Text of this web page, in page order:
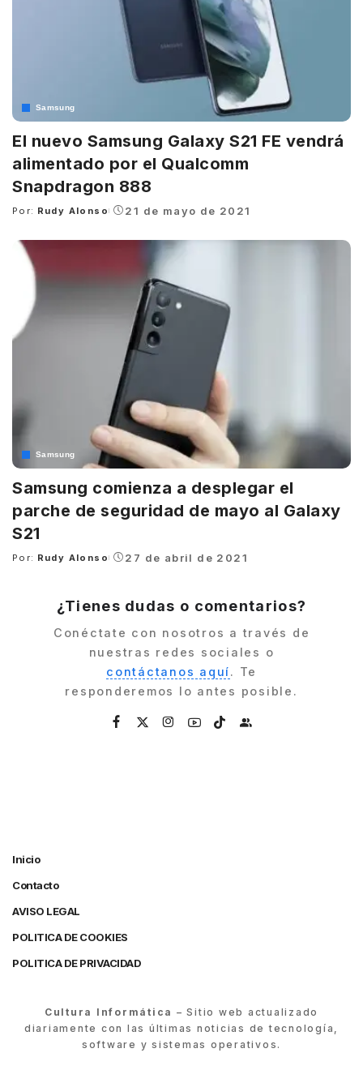
Samsung
El nuevo Samsung Galaxy S21 FE vendrá
alimentado por el Qualcomm
Snapdragon 888
Posted
Por: Rudy Alonso 21 de mayo de 2021
Samsung
Samsung comienza a desplegar el
parche de seguridad de mayo al Galaxy
S21
Posted
Por: Rudy Alonso 27 de abril de 2021
¿Tienes dudas o comentarios?
Conéctate con nosotros a través de
nuestras redes sociales o
contáctanos aquí. Te
responderemos lo antes posible.
Inicio
Contacto
AVISO LEGAL
POLITICA DE COOKIES
POLITICA DE PRIVACIDAD
Cultura Informática – Sitio web actualizado
diariamente con las últimas noticias de tecnología,
software y sistemas operativos.